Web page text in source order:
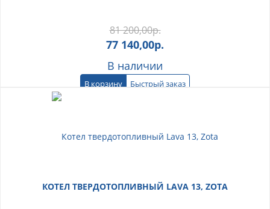
81 200,00р.
77 140,00р.
В наличии
В корзину Быстрый заказ
КОТЕЛ ТВЕРДОТОПЛИВНЫЙ LAVA 13, ZOTA